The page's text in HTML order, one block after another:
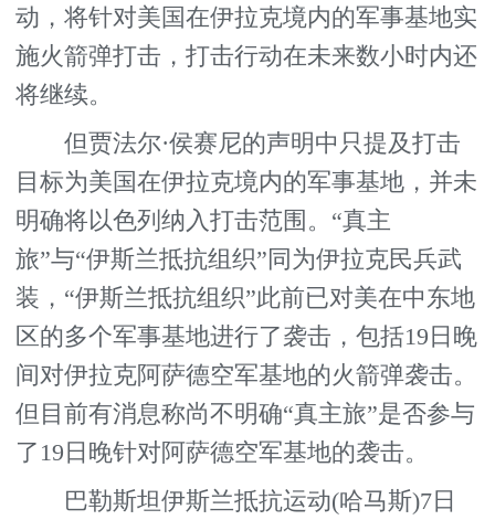
动，将针对美国在伊拉克境内的军事基地实
施火箭弹打击，打击行动在未来数小时内还
将继续。
但贾法尔·侯赛尼的声明中只提及打击
目标为美国在伊拉克境内的军事基地，并未
明确将以色列纳入打击范围。“真主
旅”与“伊斯兰抵抗组织”同为伊拉克民兵武
装，“伊斯兰抵抗组织”此前已对美在中东地
区的多个军事基地进行了袭击，包括19日晚
间对伊拉克阿萨德空军基地的火箭弹袭击。
但目前有消息称尚不明确“真主旅”是否参与
了19日晚针对阿萨德空军基地的袭击。
巴勒斯坦伊斯兰抵抗运动(哈马斯)7日